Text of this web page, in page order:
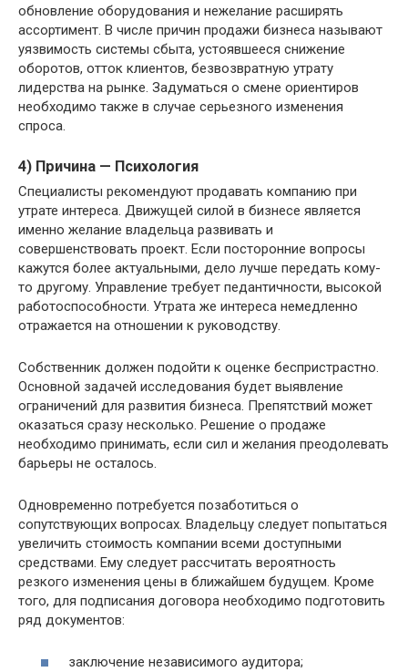
обновление оборудования и нежелание расширять
ассортимент. В числе причин продажи бизнеса называют
уязвимость системы сбыта, устоявшееся снижение
оборотов, отток клиентов, безвозвратную утрату
лидерства на рынке. Задуматься о смене ориентиров
необходимо также в случае серьезного изменения
спроса.
4) Причина — Психология
Специалисты рекомендуют продавать компанию при
утрате интереса. Движущей силой в бизнесе является
именно желание владельца развивать и
совершенствовать проект. Если посторонние вопросы
кажутся более актуальными, дело лучше передать кому-
то другому. Управление требует педантичности, высокой
работоспособности. Утрата же интереса немедленно
отражается на отношении к руководству.
Собственник должен подойти к оценке беспристрастно.
Основной задачей исследования будет выявление
ограничений для развития бизнеса. Препятствий может
оказаться сразу несколько. Решение о продаже
необходимо принимать, если сил и желания преодолевать
барьеры не осталось.
Одновременно потребуется позаботиться о
сопутствующих вопросах. Владельцу следует попытаться
увеличить стоимость компании всеми доступными
средствами. Ему следует рассчитать вероятность
резкого изменения цены в ближайшем будущем. Кроме
того, для подписания договора необходимо подготовить
ряд документов:
заключение независимого аудитора;